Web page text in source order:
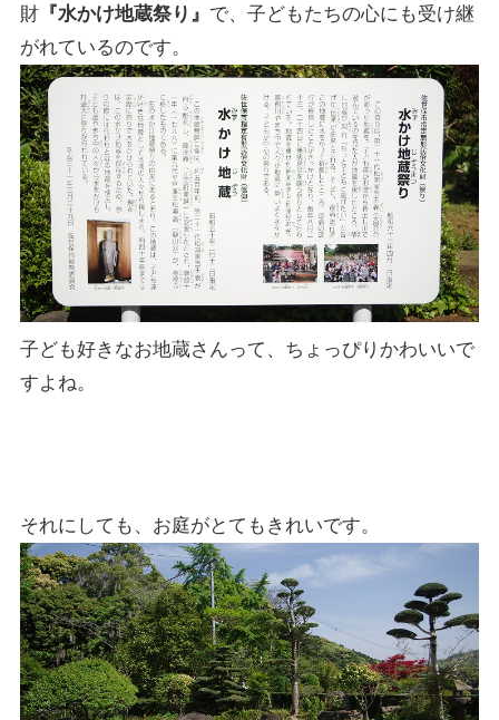
財『水かけ地蔵祭り』 で、子どもたちの心にも受け継
がれているのです。
子ども好きなお地蔵さんって、ちょっぴりかわいいで
すよね。
それにしても、お庭がとてもきれいです。